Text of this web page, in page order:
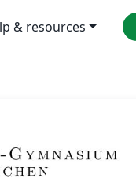
& resources